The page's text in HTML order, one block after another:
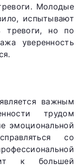
Молодые
испытывают
тревоги, но по
уверенность
важным
трудом
эмоциональной
со
к большей